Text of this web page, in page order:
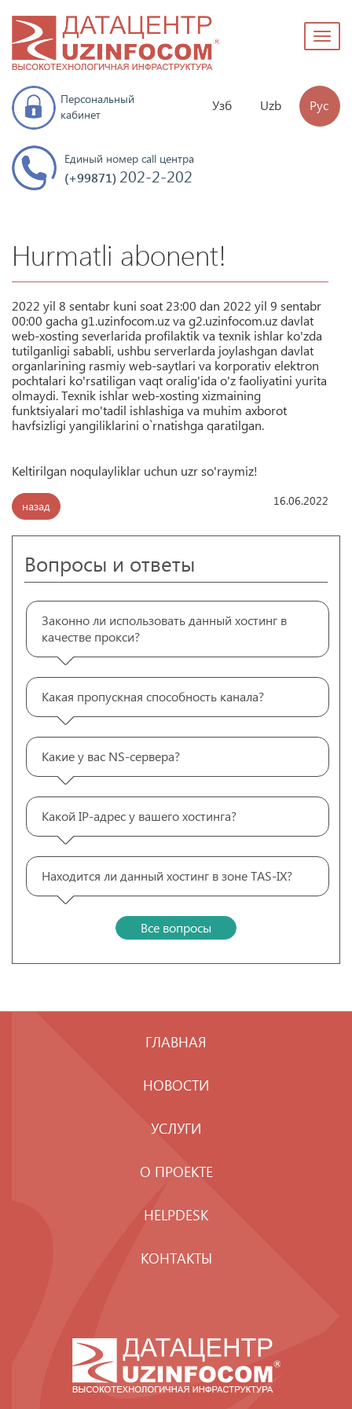
Узб Uzb Рус
Персональный
кабинет
Единый номер call центра
(+99871) 202-2-202
Hurmatli abonent!
2022 yil 8 sentabr kuni soat 23:00 dan 2022 yil 9 sentabr
00:00 gacha g1.uzinfocom.uz va g2.uzinfocom.uz davlat
web-xosting severlarida profilaktik va texnik ishlar ko'zda
tutilganligi sababli, ushbu serverlarda joylashgan davlat
organlarining rasmiy web-saytlari va korporativ elektron
pochtalari ko'rsatiligan vaqt oralig'ida o'z faoliyatini yurita
olmaydi. Texnik ishlar web-xosting xizmaining
funktsiyalari mo'tadil ishlashiga va muhim axborot
havfsizligi yangiliklarini o`rnatishga qaratilgan.
Keltirilgan noqulayliklar uchun uzr so'raymiz!
назад 16.06.2022
Вопросы и ответы
Законно ли использовать данный хостинг в
качестве прокси?
Какая пропускная способность канала?
Какие у вас NS-сервера?
Какой IP-адрес у вашего хостинга?
Находится ли данный хостинг в зоне TAS-IX?
Все вопросы
ГЛАВНАЯ
НОВОСТИ
УСЛУГИ
О ПРОЕКТЕ
HELPDESK
КОНТАКТЫ